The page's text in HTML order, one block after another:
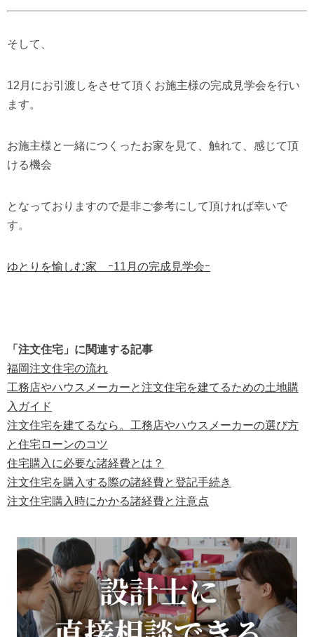
そして、
12月にお引渡しをさせて頂くお施主様の完成見学会を行い
ます。
お施主様と一緒につくったお家を見て、触れて、感じて頂
ける機会
となっておりますので是非ご参考にして頂ければ幸いで
す。
ゆとりを愉しむ家 ｰ11月の完成見学会ｰ
「注文住宅」に関連する記事
福岡注文住宅の流れ
工務店やハウスメーカーと注文住宅を建てるための土地購
入ガイド
注文住宅を建てるなら。工務店やハウスメーカーの選び方
と住宅ローンのコツ
住宅購入に必要な諸経費とは？
注文住宅を購入する際の諸経費と登記手続き
注文住宅購入時にかかる諸経費と注意点